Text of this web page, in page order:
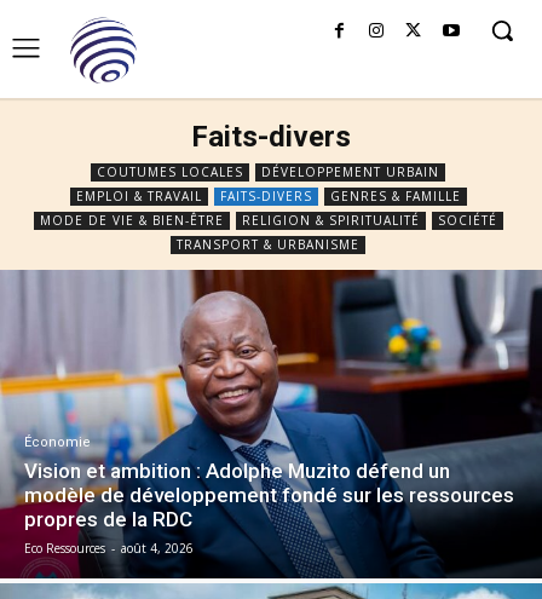
Faits-divers
COUTUMES LOCALES
DÉVELOPPEMENT URBAIN
EMPLOI & TRAVAIL
FAITS-DIVERS
GENRES & FAMILLE
MODE DE VIE & BIEN-ÊTRE
RELIGION & SPIRITUALITÉ
SOCIÉTÉ
TRANSPORT & URBANISME
Économie
Vision et ambition : Adolphe Muzito défend un
modèle de développement fondé sur les ressources
propres de la RDC
Eco Ressources - août 4, 2026